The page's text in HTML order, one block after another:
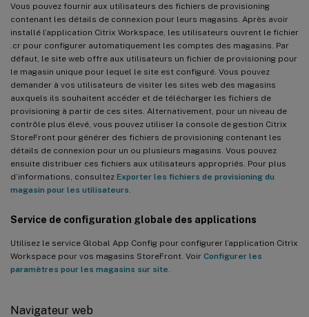
Vous pouvez fournir aux utilisateurs des fichiers de provisioning
contenant les détails de connexion pour leurs magasins. Après avoir
installé l’application Citrix Workspace, les utilisateurs ouvrent le fichier
.cr pour configurer automatiquement les comptes des magasins. Par
défaut, le site web offre aux utilisateurs un fichier de provisioning pour
le magasin unique pour lequel le site est configuré. Vous pouvez
demander à vos utilisateurs de visiter les sites web des magasins
auxquels ils souhaitent accéder et de télécharger les fichiers de
provisioning à partir de ces sites. Alternativement, pour un niveau de
contrôle plus élevé, vous pouvez utiliser la console de gestion Citrix
StoreFront pour générer des fichiers de provisioning contenant les
détails de connexion pour un ou plusieurs magasins. Vous pouvez
ensuite distribuer ces fichiers aux utilisateurs appropriés. Pour plus
d’informations, consultez Exporter les fichiers de provisioning du
magasin pour les utilisateurs
Service de configuration globale des applications
Utilisez le service Global App Config pour configurer l’application Citrix
Workspace pour vos magasins StoreFront. Voir Configurer les
paramètres pour les magasins sur site
Navigateur web